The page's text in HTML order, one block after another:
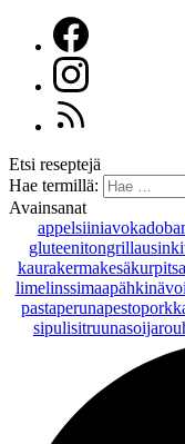
Etsi reseptejä
Hae termillä:
Avainsanat
appelsiiniavokado
gluteenitongrillaus
kaurakermakesäkurpitsa
limelinssi
pastaperunapesto
sipulisitruuna